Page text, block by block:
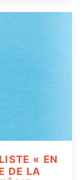
« EN
DE LA